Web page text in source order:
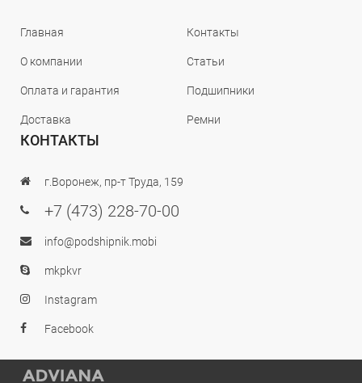
Главная
О компании
Оплата и гарантия
Доставка
Контакты
Статьи
Подшипники
Ремни
КОНТАКТЫ
г.Воронеж, пр-т Труда, 159
+7 (473) 228-70-00
info@podshipnik.mobi
mkpkvr
Instagram
Facebook